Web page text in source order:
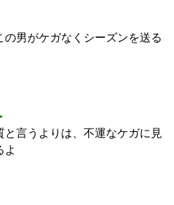
男がケガなくシーズンを送る
言うよりは、不運なケガに見
よ